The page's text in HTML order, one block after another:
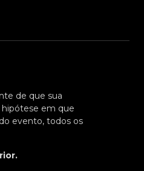
de que sua
hipótese em que
evento, todos os